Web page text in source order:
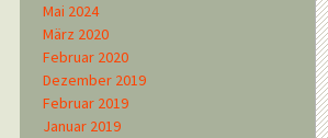
Mai 2024
März 2020
Februar 2020
Dezember 2019
Februar 2019
Januar 2019